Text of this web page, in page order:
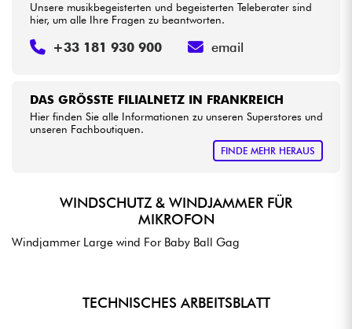
DAS GRÖSSTE FILIALNETZ IN FRANKREICH
Hier finden Sie alle Informationen zu unseren Superstores und
unseren Fachboutiquen.
FINDE MEHR HERAUS
Unsere musikbegeisterten und begeisterten Teleberater sind
hier, um alle Ihre Fragen zu beantworten.
+33 181 930 900 email
WINDSCHUTZ & WINDJAMMER FÜR
MIKROFON
Windjammer Large wind For Baby Ball Gag
TECHNISCHES ARBEITSBLATT